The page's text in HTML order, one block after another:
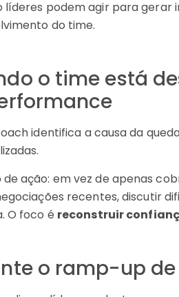
líderes podem agir para gerar
do time.
o time está
identifica a causa da
de ação: em vez de apenas
recentes, discutir
O foco é reconstruir
o ramp-up